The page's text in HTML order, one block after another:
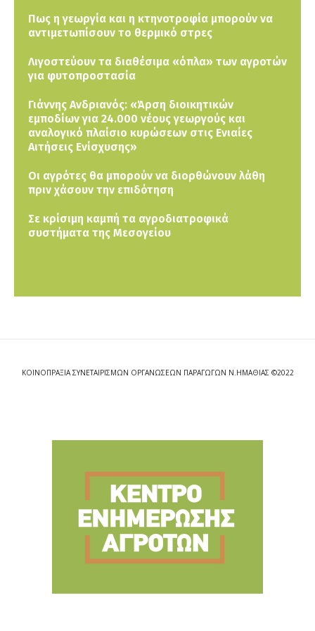
Πως η γεωργία και η κτηνοτροφία μπορούν να
αντιμετωπίσουν το θερμικό στρες
Λιγοστεύουν τα διαθέσιμα «όπλα» των αγροτών
για φυτοπροστασία
Γιάννης Ανδριανός: «Άρση διοικητικών
εμποδίων για 24.000 νέους γεωργούς και
αναλογικό πλαίσιο κυρώσεων στις Ενιαίες
Αιτήσεις Ενίσχυσης»
Οι αγρότες θα μπορούν να διορθώνουν λάθη
πριν χάσουν την επιδότηση
Σε κρίσιμη καμπή τα αγροδιατροφικά
συστήματα της Μεσογείου
ΚΟΙΝΟΠΡΑΞΙΑ ΣΥΝΕΤΑΙΡΙΣΜΩΝ ΟΡΓΑΝΩΣΕΩΝ ΠΑΡΑΓΩΓΩΝ Ν.ΗΜΑΘΙΑΣ ©2022